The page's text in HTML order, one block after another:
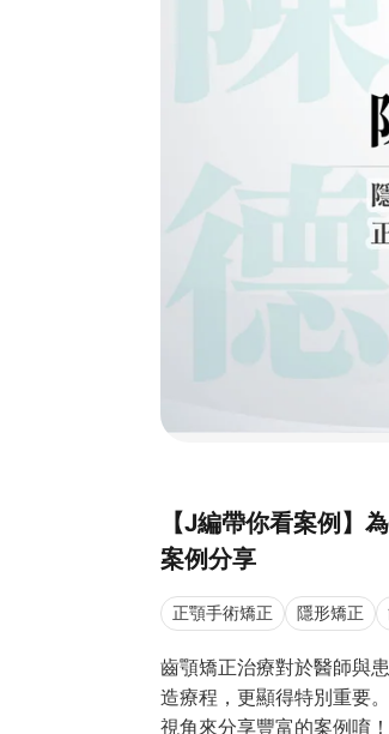
【J編帶你看案例】
案例分享
正顎手術矯正 隱形矯正
齒顎矯正治療對於醫師與
造療程，更顯得特別重要
視角來分享豐富的案例唷